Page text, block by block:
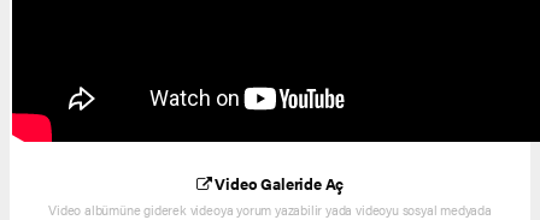
Video Galeride Aç
Video albümüne giderek videoya yorum yazabilir yada videoyu sosyal medyada